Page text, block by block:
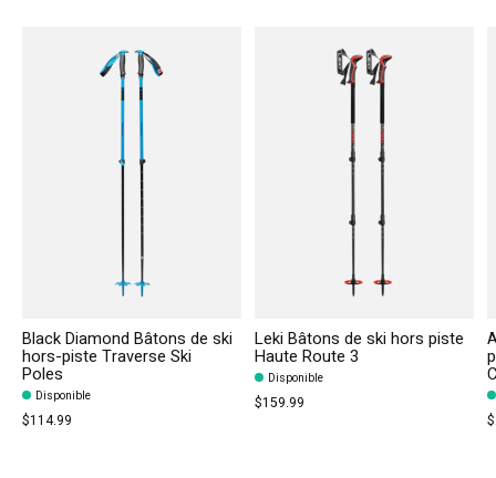
Black Diamond Bâtons de ski
hors-piste Traverse Ski
Poles
Disponible
$114.99
Leki Bâtons de ski hors piste
Haute Route 3
Disponible
$159.99